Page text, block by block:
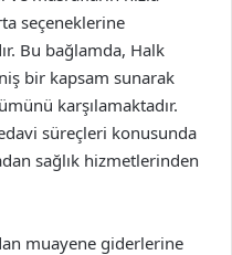
seçeneklerine
Bu bağlamda, Halk
bir kapsam sunarak
karşılamaktadır.
süreçleri konusunda
sağlık hizmetlerinden
muayene giderlerine